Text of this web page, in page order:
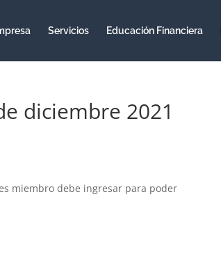
Servicios Educación Financiera
diciembre 2021
miembro debe ingresar para poder